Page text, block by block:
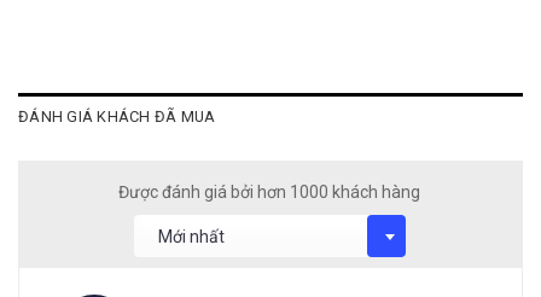
ĐÁNH GIÁ KHÁCH ĐÃ MUA
Được đánh giá bởi hơn 1000 khách hàng